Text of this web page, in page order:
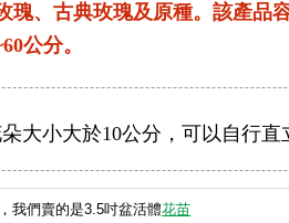
瑰、古典玫瑰及原種。該產品
公分。
大小大於10公分，可以自行
，我們賣的是3.5吋盆活體花苗